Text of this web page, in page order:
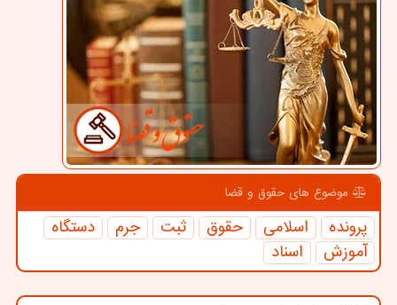
موضوع های حقوق و قضا
پرونده اسلامی حقوق ثبت جرم
دستگاه
آموزش
اسناد